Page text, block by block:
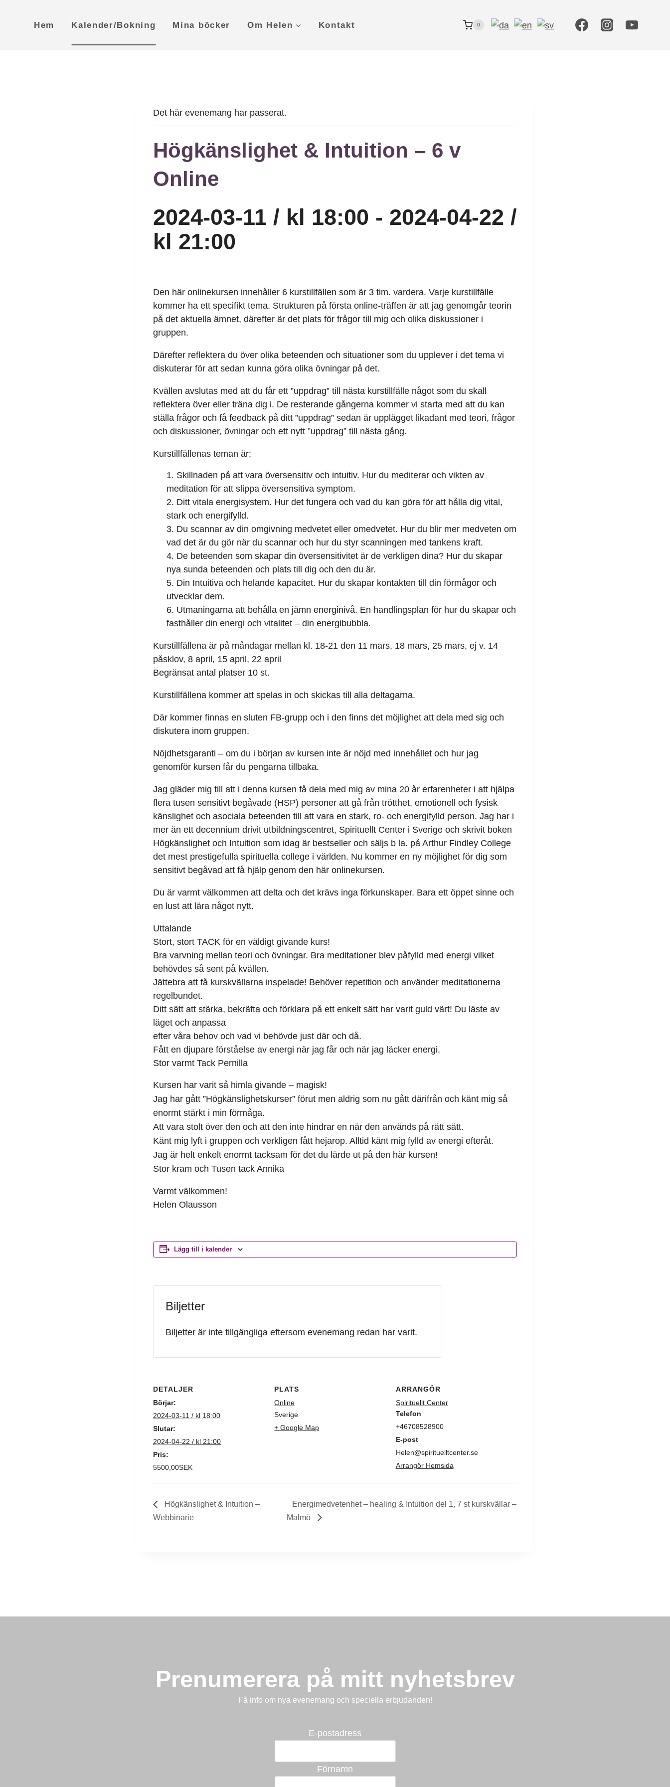
Hem Kalender/Bokning Mina böcker Om Helen Kontakt 0
Det här evenemang har passerat.
Högkänslighet & Intuition – 6 v
Online
2024-03-11 / kl 18:00 - 2024-04-22 /
kl 21:00
Den här onlinekursen innehåller 6 kurstillfällen som är 3 tim. vardera. Varje kurstillfälle
kommer ha ett specifikt tema. Strukturen på första online-träffen är att jag genomgår teorin
på det aktuella ämnet, därefter är det plats för frågor till mig och olika diskussioner i
gruppen.
Därefter reflektera du över olika beteenden och situationer som du upplever i det tema vi
diskuterar för att sedan kunna göra olika övningar på det.
Kvällen avslutas med att du får ett ”uppdrag” till nästa kurstillfälle något som du skall
reflektera över eller träna dig i. De resterande gångerna kommer vi starta med att du kan
ställa frågor och få feedback på ditt ”uppdrag” sedan är upplägget likadant med teori, frågor
och diskussioner, övningar och ett nytt ”uppdrag” till nästa gång.
Kurstillfällenas teman är;
Skillnaden på att vara översensitiv och intuitiv. Hur du mediterar och vikten av
meditation för att slippa översensitiva symptom.
Ditt vitala energisystem. Hur det fungera och vad du kan göra för att hålla dig vital,
stark och energifylld.
Du scannar av din omgivning medvetet eller omedvetet. Hur du blir mer medveten om
vad det är du gör när du scannar och hur du styr scanningen med tankens kraft.
De beteenden som skapar din översensitivitet är de verkligen dina? Hur du skapar
nya sunda beteenden och plats till dig och den du är.
Din Intuitiva och helande kapacitet. Hur du skapar kontakten till din förmågor och
utvecklar dem.
Utmaningarna att behålla en jämn energinivå. En handlingsplan för hur du skapar och
fasthåller din energi och vitalitet – din energibubbla.
Kurstillfällena är på måndagar mellan kl. 18-21 den 11 mars, 18 mars, 25 mars, ej v. 14
påsklov, 8 april, 15 april, 22 april
Begränsat antal platser 10 st.
Kurstillfällena kommer att spelas in och skickas till alla deltagarna.
Där kommer finnas en sluten FB-grupp och i den finns det möjlighet att dela med sig och
diskutera inom gruppen.
Nöjdhetsgaranti – om du i början av kursen inte är nöjd med innehållet och hur jag
genomför kursen får du pengarna tillbaka.
Jag gläder mig till att i denna kursen få dela med mig av mina 20 år erfarenheter i att hjälpa
flera tusen sensitivt begåvade (HSP) personer att gå från trötthet, emotionell och fysisk
känslighet och asociala beteenden till att vara en stark, ro- och energifylld person. Jag har i
mer än ett decennium drivit utbildningscentret, Spirituellt Center i Sverige och skrivit boken
Högkänslighet och Intuition som idag är bestseller och säljs b la. på Arthur Findley College
det mest prestigefulla spirituella college i världen. Nu kommer en ny möjlighet för dig som
sensitivt begåvad att få hjälp genom den här onlinekursen.
Du är varmt välkommen att delta och det krävs inga förkunskaper. Bara ett öppet sinne och
en lust att lära något nytt.
Uttalande
Stort, stort TACK för en väldigt givande kurs!
Bra varvning mellan teori och övningar. Bra meditationer blev påfylld med energi vilket
behövdes så sent på kvällen.
Jättebra att få kurskvällarna inspelade! Behöver repetition och använder meditationerna
regelbundet.
Ditt sätt att stärka, bekräfta och förklara på ett enkelt sätt har varit guld värt! Du läste av
läget och anpassa
efter våra behov och vad vi behövde just där och då.
Fått en djupare förståelse av energi när jag får och när jag läcker energi.
Stor varmt Tack Pernilla
Kursen har varit så himla givande – magisk!
Jag har gått ”Högkänslighetskurser” förut men aldrig som nu gått därifrån och känt mig så
enormt stärkt i min förmåga.
Att vara stolt över den och att den inte hindrar en när den används på rätt sätt.
Känt mig lyft i gruppen och verkligen fått hejarop. Alltid känt mig fylld av energi efteråt.
Jag är helt enkelt enormt tacksam för det du lärde ut på den här kursen!
Stor kram och Tusen tack Annika
Varmt välkommen!
Helen Olausson
Lägg till i kalender
Biljetter
Biljetter är inte tillgängliga eftersom evenemang redan har varit.
DETALJER
Börjar:
2024-03-11 / kl 18:00
Slutar:
2024-04-22 / kl 21:00
Pris:
5500,00SEK
PLATS
Online
Sverige
+ Google Map
ARRANGÖR
Spirituellt Center
Telefon
+46708528900
E-post
Helen@spirituelltcenter.se
Arrangör Hemsida
Högkänslighet & Intuition –
Webbinarie
Energimedvetenhet – healing & Intuition del 1, 7 st kurskvällar –
Malmö
Prenumerera på mitt nyhetsbrev
Få info om nya evenemang och speciella erbjudanden!
E-postadress
Förnamn